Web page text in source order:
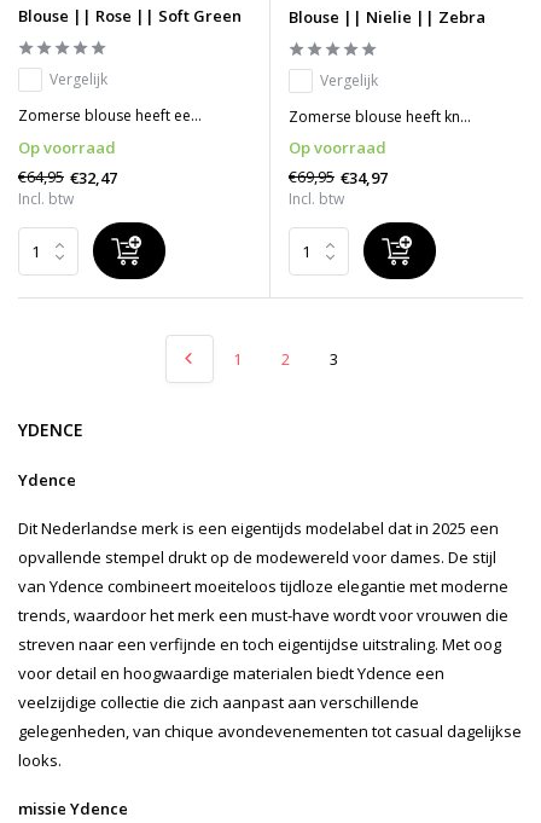
Blouse || Rose || Soft Green
Vergelijk
Zomerse blouse heeft ee...
Op voorraad
€64,95 €32,47
Incl. btw
Blouse || Nielie || Zebra
Vergelijk
Zomerse blouse heeft kn...
Op voorraad
€69,95 €34,97
Incl. btw
1 2 3
YDENCE
Ydence
Dit Nederlandse merk is een eigentijds modelabel dat in 2025 een
opvallende stempel drukt op de modewereld voor dames. De stijl
van Ydence combineert moeiteloos tijdloze elegantie met moderne
trends, waardoor het merk een must-have wordt voor vrouwen die
streven naar een verfijnde en toch eigentijdse uitstraling. Met oog
voor detail en hoogwaardige materialen biedt Ydence een
veelzijdige collectie die zich aanpast aan verschillende
gelegenheden, van chique avondevenementen tot casual dagelijkse
looks.
missie Ydence